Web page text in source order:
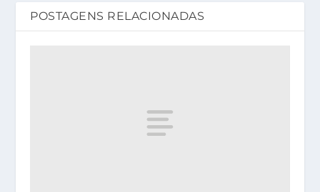
POSTAGENS RELACIONADAS